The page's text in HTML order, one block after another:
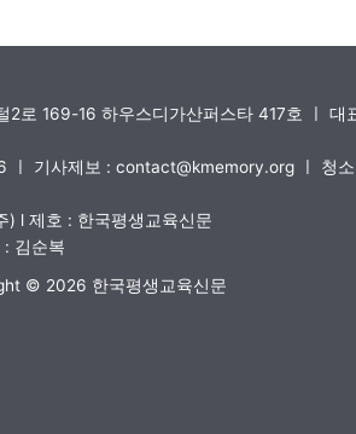
2로 169-16 하우스디가산퍼스타 417호 ㅣ 대
ㅣ 기사제보 : contact@kmemory.org ㅣ 청
) l 제호 : 한국평생교육신문
김순복
© 2026 한국평생교육신문